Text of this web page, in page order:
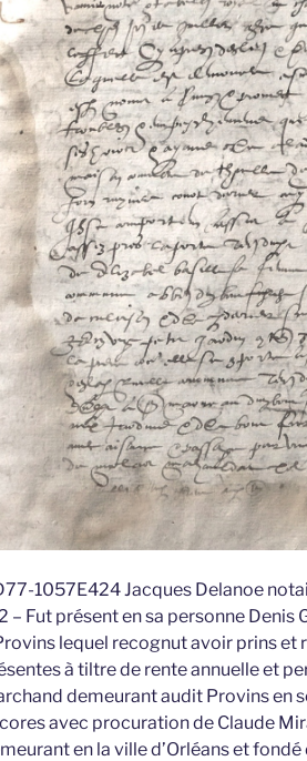
1057E424 Jacques Delanoe
– Fut présent en sa personne
lequel recognut avoir prins et
à tiltre de rente annuelle et
demeurant audit Provins en
avec procuration de Claude
en la ville d’Orléans et